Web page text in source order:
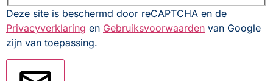
Deze site is beschermd door reCAPTCHA en de
Privacyverklaring en Gebruiksvoorwaarden van Google
zijn van toepassing.